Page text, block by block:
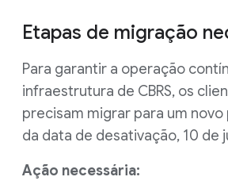
Etapas de migração
Para garantir a operação
infraestrutura de CBRS, os
precisam migrar para um
da data de desativação, 10 de
Ação necessária: